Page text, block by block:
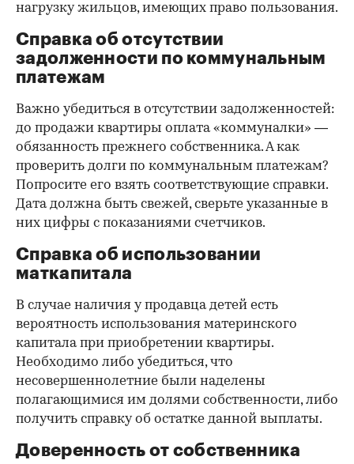
нагрузку жильцов, имеющих право пользования.
Справка об отсутствии
задолженности по коммунальным
платежам
Важно убедиться в отсутствии задолженностей:
до продажи квартиры оплата «коммуналки» —
обязанность прежнего собственника. А как
проверить долги по коммунальным платежам?
Попросите его взять соответствующие справки.
Дата должна быть свежей, сверьте указанные в
них цифры с показаниями счетчиков.
Справка об использовании
маткапитала
В случае наличия у продавца детей есть
вероятность использования материнского
капитала при приобретении квартиры.
Необходимо либо убедиться, что
несовершеннолетние были наделены
полагающимися им долями собственности, либо
получить справку об остатке данной выплаты.
Доверенность от собственника